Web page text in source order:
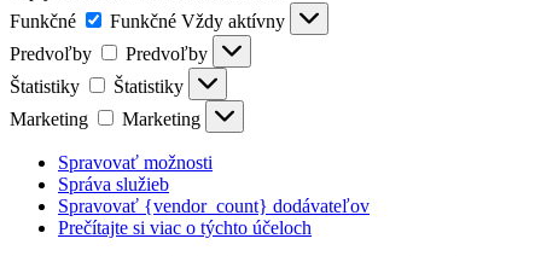
Funkčné
Funkčné Vždy aktívny
Predvoľby
Predvoľby
Štatistiky
Štatistiky
Marketing
Marketing
Spravovať možnosti
Správa služieb
Spravovať {vendor_count} dodávateľov
Prečítajte si viac o týchto účeloch